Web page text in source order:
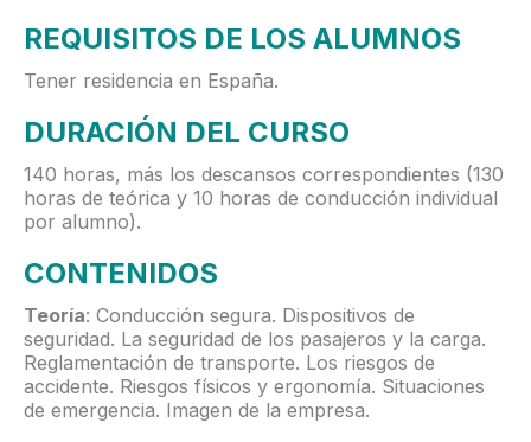
REQUISITOS DE LOS ALUMNOS
Tener residencia en España.
DURACIÓN DEL CURSO
140 horas, más los descansos correspondientes (130
horas de teórica y 10 horas de conducción individual
por alumno).
CONTENIDOS
Teoría: Conducción segura. Dispositivos de
seguridad. La seguridad de los pasajeros y la carga.
Reglamentación de transporte. Los riesgos de
accidente. Riesgos físicos y ergonomía. Situaciones
de emergencia. Imagen de la empresa.